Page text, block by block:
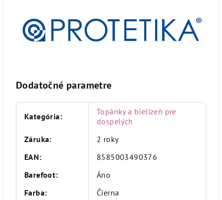
Dodatočné parametre
Kategória:
Topánky a bielizeň pre
dospelých
Záruka:
2 roky
EAN:
8585003490376
Barefoot:
Áno
Farba:
Čierna